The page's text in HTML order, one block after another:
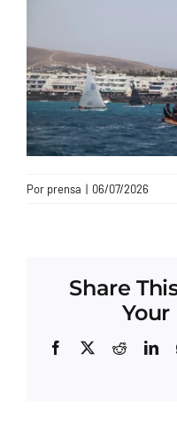
Por prensa | 06/07/2026
Share
Facebook
X Reddit